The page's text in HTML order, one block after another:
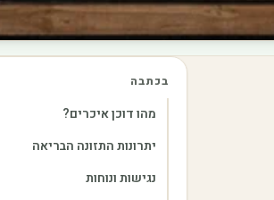
בכתבה
מהו דוכן איכרים?
יתרונות התזונה הבריאה
נגישות ונוחות